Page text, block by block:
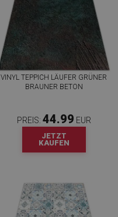
VINYL TEPPICH LÄUFER GRÜNER
BRAUNER BETON
PREIS: 44.99 EUR
JETZT
KAUFEN